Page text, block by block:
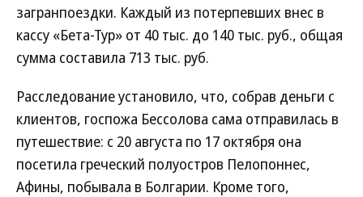
загранпоездки. Каждый из потерпевших внес в
кассу «Бета-Тур» от 40 тыс. до 140 тыс. руб., общая
сумма составила 713 тыс. руб.
Расследование установило, что, собрав деньги с
клиентов, госпожа Бессолова сама отправилась в
путешествие: с 20 августа по 17 октября она
посетила греческий полуостров Пелопоннес,
Афины, побывала в Болгарии. Кроме того,